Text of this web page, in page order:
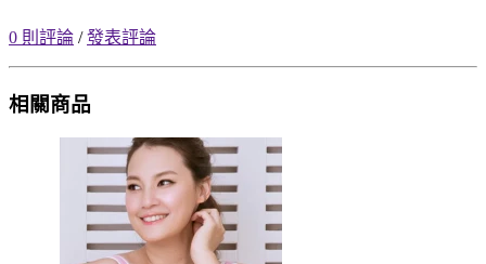
0 則評論 /發表評論
相關商品